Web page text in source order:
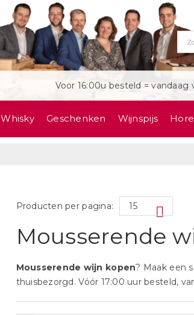
Voor 16:00u besteld = vandaag
Whisky Geschenken Wijnspijs
Producten per pagina:
Mousserende
Mousserende wijn kopen? Maak een
thuisbezorgd. Vóór 17:00 uur besteld,